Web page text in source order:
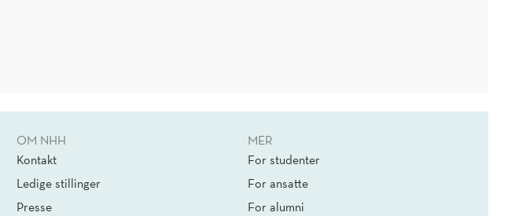
OM NHH
Kontakt
Ledige stillinger
Presse
MER
For studenter
For ansatte
For alumni